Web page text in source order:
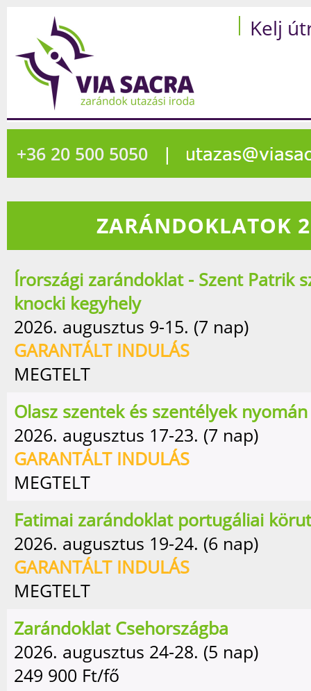
Kelj
+36 20 500 5050 |
ZARÁNDOKLATOK
Írországi zarándoklat - Szent Patrik
knocki kegyhely
2026. augusztus 9-15. (7 nap)
GARANTÁLT INDULÁS
MEGTELT
Olasz szentek és szentélyek nyomán
2026. augusztus 17-23. (7 nap)
GARANTÁLT INDULÁS
MEGTELT
Fatimai zarándoklat portugáliai
2026. augusztus 19-24. (6 nap)
GARANTÁLT INDULÁS
MEGTELT
Zarándoklat Csehországba
2026. augusztus 24-28. (5 nap)
249 900 Ft/fő